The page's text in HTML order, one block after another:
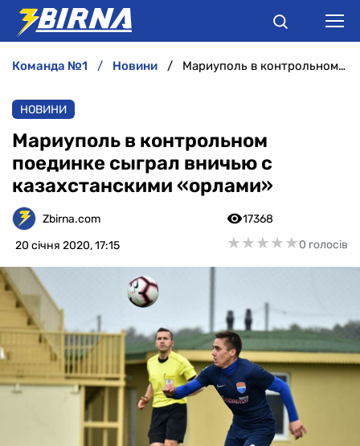
АНАЛІТИКА
ІНТЕРВ'Ю
РІЗНЕ
команда №1 новини Мариуполь в контрольном поединке сыграл вничью с казахстанскими «орлами»
НОВИНИ
Мариуполь в контрольном
поединке сыграл вничью с
казахстанскими «орлами»
Zbirna.com
20 січня 2020, 17:15
17368
★★★★★
★★★★★0 голосів